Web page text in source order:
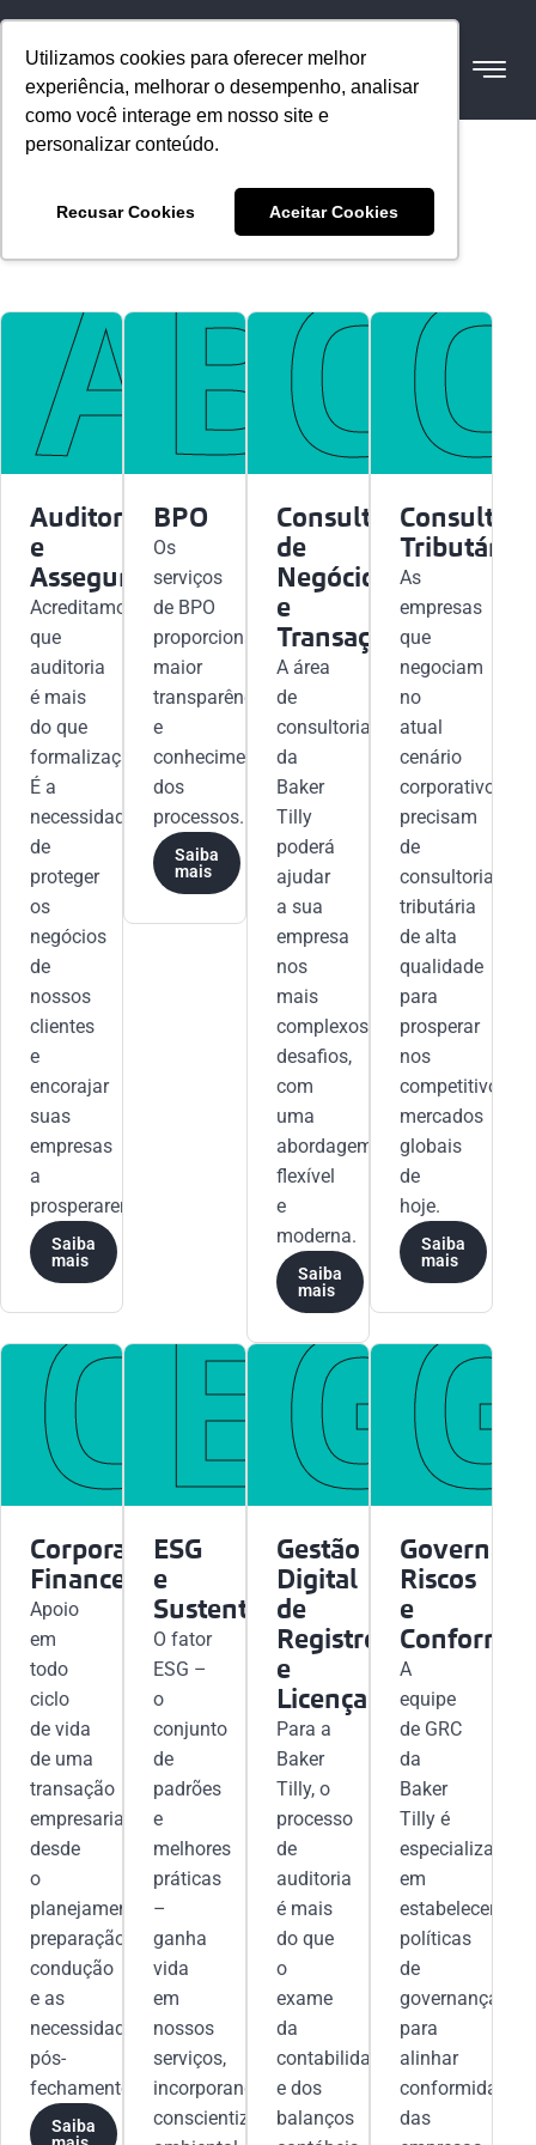
Utilizamos cookies para oferecer melhor
experiência, melhorar o desempenho, analisar
como você interage em nosso site e
personalizar conteúdo.
Recusar Cookies Aceitar Cookies
aa
Auditoria
e
Asseguração
Acreditamos
que
auditoria
é mais
do que
formalização.
É a
necessidade
de
proteger
os
negócios
de
nossos
clientes
e
encorajar
suas
empresas
a
prosperarem.
Saiba
mais
BPO
Os
serviços
de BPO
proporcionam
maior
transparência
e
conhecimento
dos
processos.
Saiba
mais
Consultoria
de
Negócios
e
Transações
A área
de
consultoria
da
Baker
Tilly
poderá
ajudar
a sua
empresa
nos
mais
complexos
desafios,
com
uma
abordagem
flexível
e
moderna.
Saiba
mais
Tributária
As
empresas
que
negociam
no
atual
cenário
corporativo
precisam
de
consultoria
tributária
de alta
qualidade
para
prosperar
nos
competitivos
mercados
globais
de
hoje.
Saiba
mais
Corporate
Finance
Apoio
em
todo
ciclo
de vida
de uma
transação
empresarial
desde
o
planejamento,
preparação,
condução
e as
necessidades
pós-
fechamento
Saiba
ESG
e
Sustentabilidade
O fator
ESG –
o
conjunto
de
padrões
e
melhores
práticas
–
ganha
vida
em
nossos
serviços,
incorporando
conscientização
Gestão
Digital
de
Registros
e
Licenças
Para a
Baker
Tilly, o
processo
de
auditoria
é mais
do que
o
exame
da
contabilidade
e dos
balanços
Riscos
e
A
equipe
de GRC
da
Baker
Tilly é
especializada
em
estabelecer
políticas
de
governança
para
alinhar
conformidade
das